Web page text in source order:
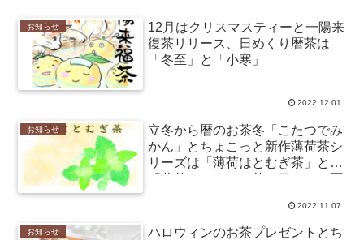
お知らせ
12月はクリスマスティーと一陽来
復茶リリース、日めくり暦茶は
「冬至」と「小寒」
2022.12.01
お知らせ
立冬から暦のお茶冬「こたつでみ
かん」とちょこっと新作薄荷茶シ
リーズは「薄荷はとむぎ茶」と
「薄荷かきどおし茶」日めくり暦
2022.11.07
お知らせ
ハロウィンのお茶プレゼントとち